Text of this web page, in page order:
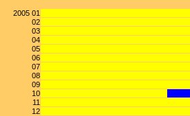
2005 01
02
03
04
05
06
07
08
09
10
11
12